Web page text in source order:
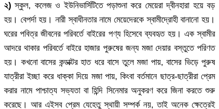
২) স্কুল, কলেজ ও ইউনিভার্সিটিতে পড়াশুনা করে মেয়েরা দ্বীনহারা হয়ে বড়
হয়। বেপর্দা হয়। নারী স্বাধীনতার নামে মেয়েদেরকে স্বামীদ্রোহী বানানো হয়।
ঘরের পবিত্র জীবনের পরিবর্তে বাইরের পণ্য হিসেবে ব্যবহৃত হয়। এক স্বামীর
আদরে থাকার পরিবর্তে বাইরে হাজার পুরুষের জন্য মজা দেয়ার বস্তুতে পরিণত
হয়। কখনো বাসের কন্ডাক্টর হাত ধরে বাসে তুলে মজা পায়, বাসের ভিড়ে পুরুষ
যাত্রীরা ইচ্ছা করে ধাক্কা দিয়ে মজা পায়, কিংবা বর্তমানে ছাত্র-ছাত্রীরা প্রেম
করার নামে পাশ্চাত্য সভ্যতা বা হিন্দি সিনেমার অনুকরণ করে জিনা করতে শুরু
করেছে। আর এইসব প্রেম যেহেতু স্থায়ী সম্পর্ক নয়, তাই অনেক ক্ষেত্রেই